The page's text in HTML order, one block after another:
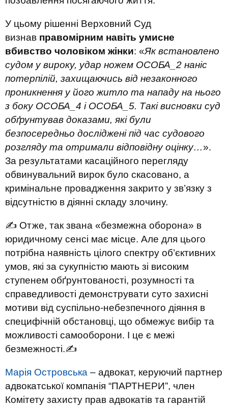
У цьому рішенні Верховний Суд
визнав правомірним навіть умисне
вбивство чоловіком жінки: «Як встановлено
судом у вироку, удар ножем ОСОБА_2 наніс
потерпілій, захищаючись від незаконного
проникнення у його житло та нападу на нього
з боку ОСОБА_4 і ОСОБА_5. Такі висновки суд
обґрунтував доказами, які були
безпосередньо досліджені під час судового
розгляду та отримали відповідну оцінку…».
За результатами касаційного перегляду
обвинувальний вирок було скасовано, а
кримінальне провадження закрито у зв’язку з
відсутністю в діянні складу злочину.
✍ Отже, так звана «безмежна оборона» в
юридичному сенсі має місце. Але для цього
потрібна наявність цілого спектру об’єктивних
умов, які за сукупністю мають зі високим
ступенем обґрунтованості, розумності та
справедливості демонструвати суто захисні
мотиви від суспільно-небезпечного діяння в
специфічній обстановці, що обмежує вибір та
можливості самооборони. І це є межі
безмежності.✍
Марія Островська – адвокат, керуючий партнер
адвокатської компанія “ПАРТНЕРИ”, член
Комітету захисту прав адвокатів та гарантій